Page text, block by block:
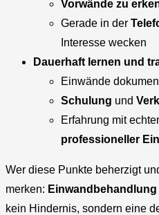
Vorwände zu
Gerade in der
Interesse wecken
Dauerhaft lernen und
Einwände
Schulung und
Erfahrung mit
professioneller
Wer diese Punkte beherzigt
merken:
kein Hindernis, sondern eine